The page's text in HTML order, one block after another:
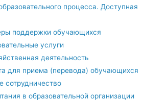
процесса. Доступная
поддержки обучающихся
услуги
деятельность
для приема (перевода) обучающихся
сотрудничество
в образовательной организации